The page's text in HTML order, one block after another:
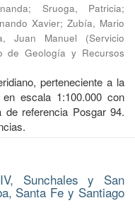
; Sruoga, Patricia;
Xavier;Zubía, Mario
Juan Manuel (Servicio
de Geología y Recursos
perteneciente a la
escala 1:100.000 con
referencia Posgar 94.
Sunchales y San
Santa Fe y Santiago